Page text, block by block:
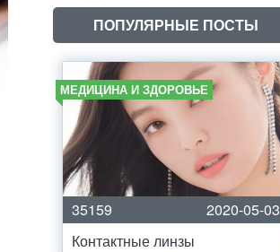
ПОПУЛЯРНЫЕ ПОСТЫ
МЕДИЦИНА И ЗДОРОВЬЕ
35159
2020-05-03
Контактные линзы